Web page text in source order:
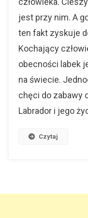
jest przy nim. A
ten fakt zyskuje
Kochający
obecności labek
na świecie.
chęci do zabawy
Labrador i jego
Czytaj